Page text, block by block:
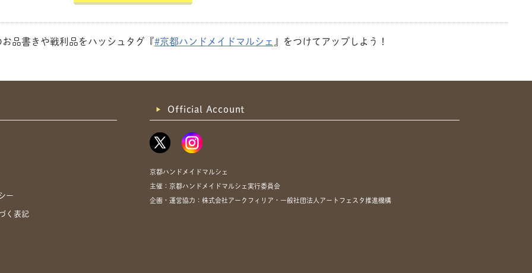
品書きや戦利品をハッシュタグ『#京都ハンドメイドマルシェ 』をつけてアップしよう！
ー
く表記
Official Account
京都ハンドメイドマルシェ
主催：京都ハンドメイドマルシェ実行委員会
企画・運営協力：株式会社アークフィリア・一般社団法人アートフェスタ推進機構